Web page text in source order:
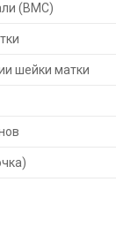
(ВМС)
шейки матки